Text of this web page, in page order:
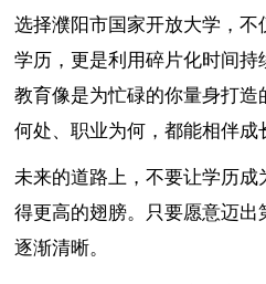
选择濮阳市国家开放大学，
学历，更是利用碎片化时间
教育像是为忙碌的你量身打
何处、职业为何，都能相伴成
未来的道路上，不要让学历
得更高的翅膀。只要愿意迈
逐渐清晰。